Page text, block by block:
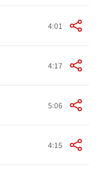
4:01
4:17
5:06
4:15